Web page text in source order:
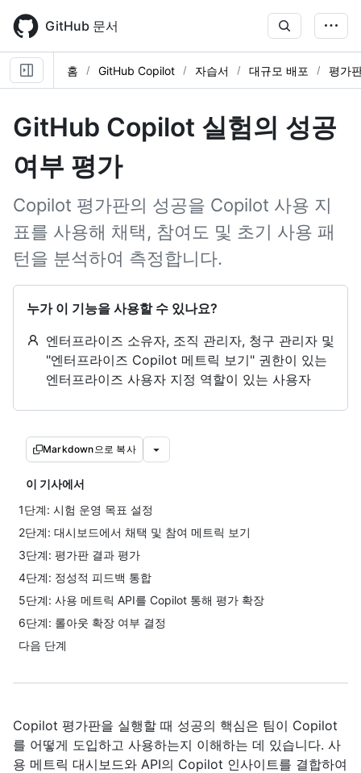
main
content
GitHub 문서
홈 GitHub Copilot 자습서 대규모 배포 평가
GitHub Copilot 실험의 성공
여부 평가
Copilot 평가판의 성공을 Copilot 사용 지
표를 사용해 채택, 참여도 및 초기 사용 패
턴을 분석하여 측정합니다.
누가 이 기능을 사용할 수 있나요?
엔터프라이즈 소유자, 조직 관리자, 청구 관리자 및
"엔터프라이즈 Copilot 메트릭 보기" 권한이 있는
엔터프라이즈 사용자 지정 역할이 있는 사용자
Markdown으로 복사
이 기사에서
1단계: 시험 운영 목표 설정
2단계: 대시보드에서 채택 및 참여 메트릭 보기
3단계: 평가판 결과 평가
4단계: 정성적 피드백 통합
5단계: 사용 메트릭 API를 Copilot 통해 평가 확장
6단계: 롤아웃 확장 여부 결정
다음 단계
Copilot 평가판을 실행할 때 성공의 핵심은 팀이 Copilot
를 어떻게 도입하고 사용하는지 이해하는 데 있습니다. 사
용 메트릭 대시보드와 API의 Copilot 인사이트를 결합하여